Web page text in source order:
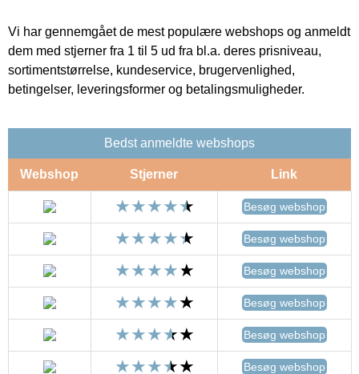
Vi har gennemgået de mest populære webshops og anmeldt
dem med stjerner fra 1 til 5 ud fra bl.a. deres prisniveau,
sortimentstørrelse, kundeservice, brugervenlighed,
betingelser, leveringsformer og betalingsmuligheder.
Bedst anmeldte webshops
Webshop Stjerner Link
Besøg webshop
Besøg webshop
Besøg webshop
Besøg webshop
Besøg webshop
Besøg webshop